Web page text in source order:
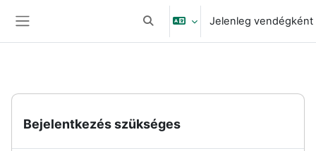
Keresési bemeneti adatok váltása
Jelenleg
Bejelentkezés szükséges